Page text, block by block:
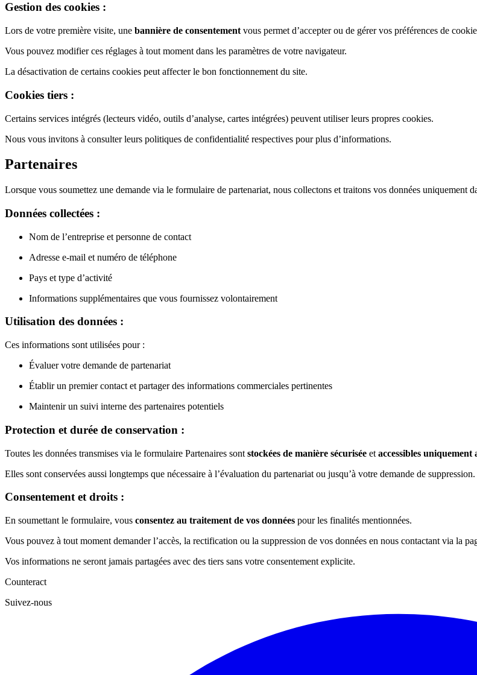
Gestion des cookies :
Lors de votre première visite, une bannière de consentement vous permet d’accepter ou de gérer vos préférences de
Vous pouvez modifier ces réglages à tout moment dans les paramètres de votre navigateur.
La désactivation de certains cookies peut affecter le bon fonctionnement du site.
Cookies tiers :
Certains services intégrés (lecteurs vidéo, outils d’analyse, cartes intégrées) peuvent utiliser leurs propres cookies.
Nous vous invitons à consulter leurs politiques de confidentialité respectives pour plus d’informations.
Partenaires
Lorsque vous soumettez une demande via le formulaire de partenariat, nous collectons et traitons vos données
Données collectées :
Nom de l’entreprise et personne de contact
Adresse e-mail et numéro de téléphone
Pays et type d’activité
Informations supplémentaires que vous fournissez volontairement
Utilisation des données :
Ces informations sont utilisées pour :
Évaluer votre demande de partenariat
Établir un premier contact et partager des informations commerciales pertinentes
Maintenir un suivi interne des partenaires potentiels
Protection et durée de conservation :
Toutes les données transmises via le formulaire Partenaires sont stockées de manière sécurisée et accessibles
Elles sont conservées aussi longtemps que nécessaire à l’évaluation du partenariat ou jusqu’à votre demande de suppression.
Consentement et droits :
En soumettant le formulaire, vous consentez au traitement de vos données pour les finalités mentionnées.
Vous pouvez à tout moment demander l’accès, la rectification ou la suppression de vos données en nous contactant via la
Vos informations ne seront jamais partagées avec des tiers sans votre consentement explicite.
Counteract
Suivez-nous